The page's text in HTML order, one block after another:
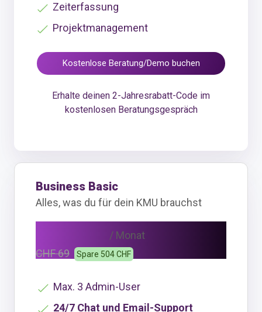
Zeiterfassung
Projektmanagement
Kostenlose Beratung/Demo buchen
Erhalte deinen 2-Jahresrabatt-Code im
kostenlosen Beratungsgespräch
Business Basic
Alles, was du für dein KMU brauchst
/ Monat
CHF 69
Spare 504 CHF
Max. 3 Admin-User
24/7 Chat und Email-Support